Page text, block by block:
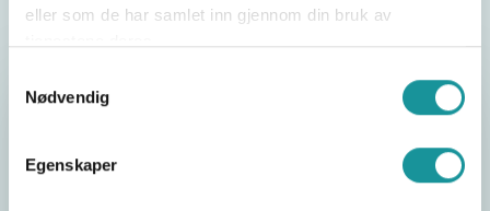
eller som de har samlet inn gjennom din bruk av
Nødvendig
Egenskaper
30